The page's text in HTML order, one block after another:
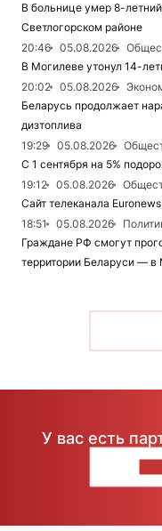
В больнице умер 8-
Светлогорском районе
20:46
05.08.2026
В Могилеве утонул 14-
20:02
05.08.2026
Беларусь продолжает
дизтоплива
19:29
05.08.2026
С 1 сентября на 5%
19:12
05.08.2026
Сайт телеканала
18:51
05.08.2026
Граждане РФ смогут
территории Беларуси — в
У вас есть